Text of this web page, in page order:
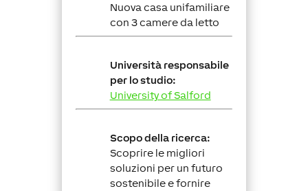
Nuova casa unifamiliare
con 3 camere da letto
Università responsabile
per lo studio:
University of Salford
Scopo della ricerca:
Scoprire le migliori
soluzioni per un futuro
sostenibile e fornire